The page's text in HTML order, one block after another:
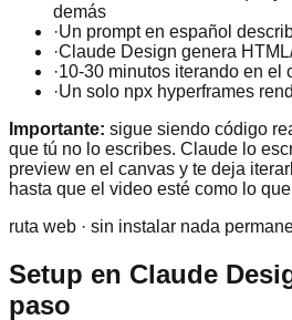
demás
·Un prompt en español
·Claude Design genera
·10-30 minutos iterando en el
·Un solo npx hyperframes
Importante: sigue siendo código
que tú no lo escribes. Claude lo
preview en el canvas y te deja
hasta que el video esté como lo
ruta web · sin instalar nada
Setup en Claude
paso